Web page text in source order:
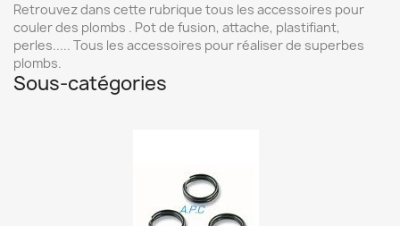
Retrouvez dans cette rubrique tous les accessoires pour
couler des plombs . Pot de fusion, attache, plastifiant,
perles..... Tous les accessoires pour réaliser de superbes
plombs.
Sous-catégories